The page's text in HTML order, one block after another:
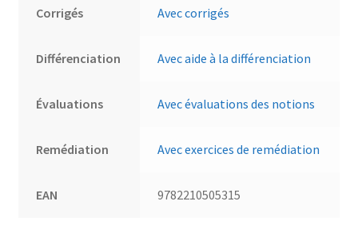
Corrigés Avec corrigés
Différenciation Avec aide à la différenciation
Évaluations Avec évaluations des notions
Remédiation Avec exercices de remédiation
EAN 9782210505315